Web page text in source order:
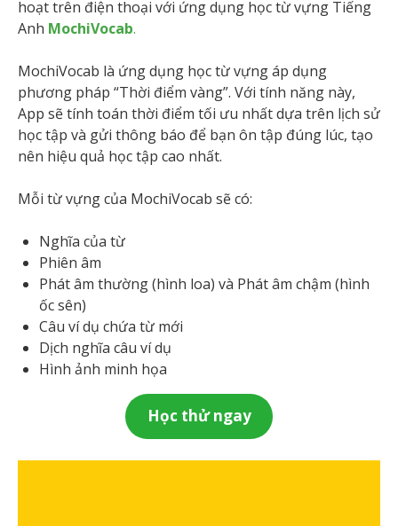
hoạt trên điện thoại với ứng dụng học từ vựng Tiếng
Anh MochiVocab.
MochiVocab là ứng dụng học từ vựng áp dụng
phương pháp ​​“Thời điểm vàng”. Với tính năng này,
App sẽ tính toán thời điểm tối ưu nhất dựa trên lịch sử
học tập và gửi thông báo để bạn ôn tập đúng lúc, tạo
nên hiệu quả học tập cao nhất.
Mỗi từ vựng của MochiVocab sẽ có:
Nghĩa của từ
Phiên âm
Phát âm thường (hình loa) và Phát âm chậm (hình
ốc sên)
Câu ví dụ chứa từ mới
Dịch nghĩa câu ví dụ
Hình ảnh minh họa
Học thử ngay